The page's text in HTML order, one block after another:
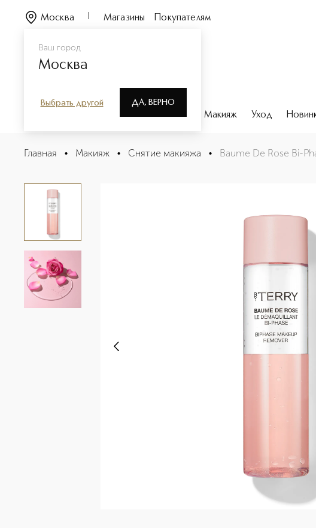
Ваш город
Москва
Выбрать другой ДА, ВЕРНО
Москва Магазины Покупателям
Парфюмерия Макияж Уход
Baume De Rose Bi-Phase Make-Up Remover Средство для
Описание
Главная • Макияж • Снятие макияжа • Baume De Rose Bi-